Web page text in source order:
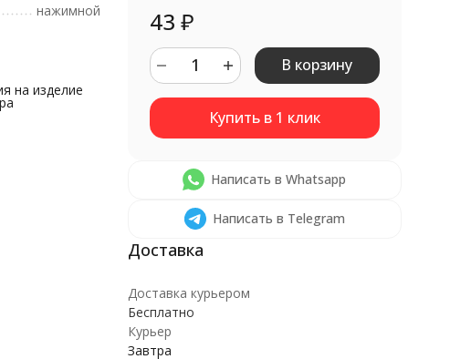
нажимной
на изделие
43 ₽
В корзину
Написать в Whatsapp
Написать в Telegram
Доставка курьером
Бесплатно
Курьер
Завтра